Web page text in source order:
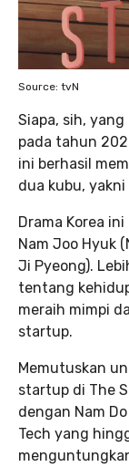
Source: tvN
Siapa, sih,
pada tahun
ini berhasil
dua kubu,
Drama Korea
Nam Joo Hyuk
Ji Pyeong).
tentang
meraih mimpi
startup.
Memutuskan
startup di The
dengan Nam
Tech yang